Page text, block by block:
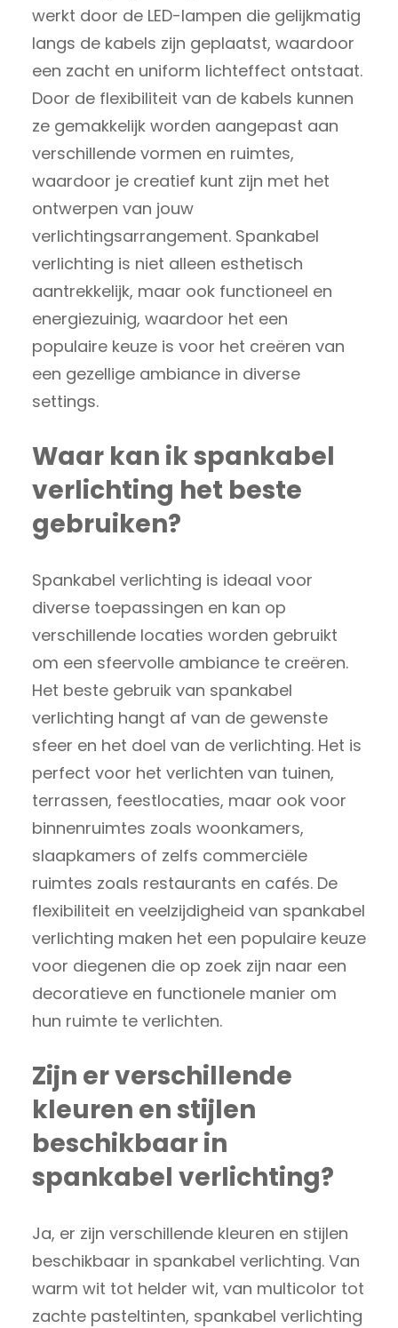
werkt door de LED-lampen die gelijkmatig
langs de kabels zijn geplaatst, waardoor
een zacht en uniform lichteffect ontstaat.
Door de flexibiliteit van de kabels kunnen
ze gemakkelijk worden aangepast aan
verschillende vormen en ruimtes,
waardoor je creatief kunt zijn met het
ontwerpen van jouw
verlichtingsarrangement. Spankabel
verlichting is niet alleen esthetisch
aantrekkelijk, maar ook functioneel en
energiezuinig, waardoor het een
populaire keuze is voor het creëren van
een gezellige ambiance in diverse
settings.
Waar kan ik spankabel
verlichting het beste
gebruiken?
Spankabel verlichting is ideaal voor
diverse toepassingen en kan op
verschillende locaties worden gebruikt
om een sfeervolle ambiance te creëren.
Het beste gebruik van spankabel
verlichting hangt af van de gewenste
sfeer en het doel van de verlichting. Het is
perfect voor het verlichten van tuinen,
terrassen, feestlocaties, maar ook voor
binnenruimtes zoals woonkamers,
slaapkamers of zelfs commerciële
ruimtes zoals restaurants en cafés. De
flexibiliteit en veelzijdigheid van spankabel
verlichting maken het een populaire keuze
voor diegenen die op zoek zijn naar een
decoratieve en functionele manier om
hun ruimte te verlichten.
Zijn er verschillende
kleuren en stijlen
beschikbaar in
spankabel verlichting?
Ja, er zijn verschillende kleuren en stijlen
beschikbaar in spankabel verlichting. Van
warm wit tot helder wit, van multicolor tot
zachte pasteltinten, spankabel verlichting